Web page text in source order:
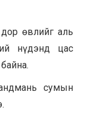
өвлийг аль
нүдэнд цас
сумын